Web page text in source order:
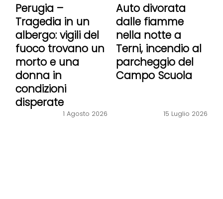
Perugia –
Tragedia in un
albergo: vigili del
fuoco trovano un
morto e una
donna in
condizioni
disperate
1 Agosto 2026
Auto divorata
dalle fiamme
nella notte a
Terni, incendio al
parcheggio del
Campo Scuola
15 Luglio 2026